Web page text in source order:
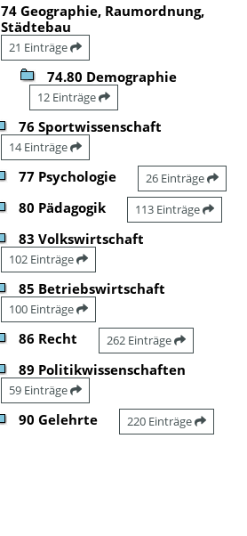
74 Geographie, Raumordnung,
Städtebau
21 Einträge
74.80 Demographie
12 Einträge
76 Sportwissenschaft
14 Einträge
77 Psychologie 26 Einträge
80 Pädagogik 113 Einträge
83 Volkswirtschaft
102 Einträge
85 Betriebswirtschaft
100 Einträge
86 Recht 262 Einträge
89 Politikwissenschaften
59 Einträge
90 Gelehrte 220 Einträge